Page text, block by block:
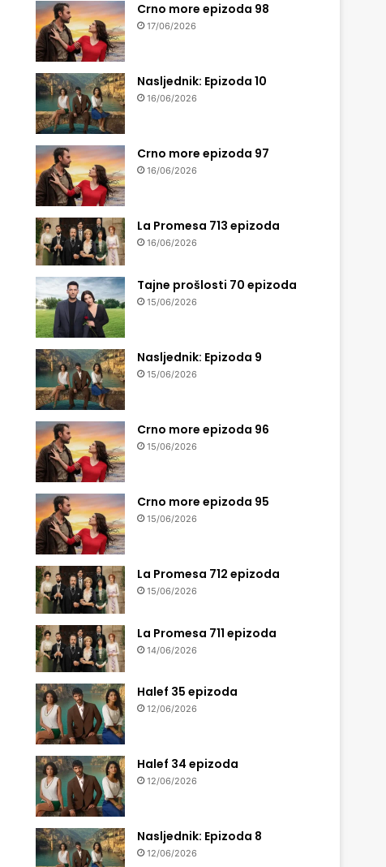
Crno more epizoda 98
17/06/2026
Nasljednik: Epizoda 10
16/06/2026
Crno more epizoda 97
16/06/2026
La Promesa 713 epizoda
16/06/2026
Tajne prošlosti 70 epizoda
15/06/2026
Nasljednik: Epizoda 9
15/06/2026
Crno more epizoda 96
15/06/2026
Crno more epizoda 95
15/06/2026
La Promesa 712 epizoda
15/06/2026
La Promesa 711 epizoda
14/06/2026
Halef 35 epizoda
12/06/2026
Halef 34 epizoda
12/06/2026
Nasljednik: Epizoda 8
12/06/2026